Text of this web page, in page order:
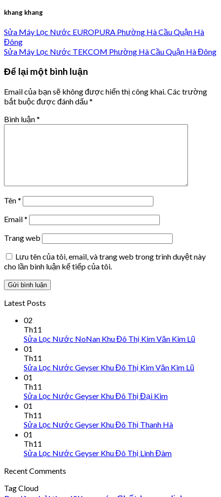
khang khang
Sửa Máy Lọc Nước EUROPURA Phường Hà Cầu Quận Hà
Đông
Sửa Máy Lọc Nước TEKCOM Phường Hà Cầu Quận Hà Đông
Để lại một bình luận
Email của bạn sẽ không được hiển thị công khai. Các trường
bắt buộc được đánh dấu*
Bình luận*
Tên*
Email*
Trang web
Lưu tên của tôi, email, và trang web trong trình duyệt này
cho lần bình luận kế tiếp của tôi.
Latest Posts
02
Th11
Sửa Lọc Nước NoNan Khu Đô Thị Kim Văn Kim Lũ
01
Th11
Sửa Lọc Nước Geyser Khu Đô Thị Kim Văn Kim Lũ
01
Th11
Sửa Lọc Nước Geyser Khu Đô Thị Đại Kim
01
Th11
Sửa Lọc Nước Geyser Khu Đô Thị Thanh Hà
01
Th11
Sửa Lọc Nước Geyser Khu Đô Thị Linh Đàm
Recent Comments
Tag Cloud